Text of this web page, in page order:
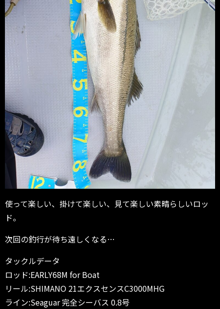
使って楽しい、掛けて楽しい、見て楽しい素晴らしいロッ
ド。
次回の釣行が待ち遠しくなる…
タックルデータ
ロッド:EARLY68M for Boat
リール:SHIMANO 21エクスセンスC3000MHG
ライン:Seaguar 完全シーバス 0.8号